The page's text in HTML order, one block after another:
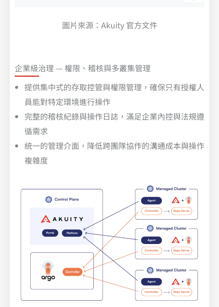
圖片來源：Akuity 官方文件
企業級治理 — 權限、稽核與多叢集管理
提供集中式的存取控管與權限管理，確保只有授權人
員能對特定環境進行操作
完整的稽核紀錄與操作日誌，滿足企業內控與法規遵
循需求
統一的管理介面，降低跨團隊協作的溝通成本與操作
複雜度